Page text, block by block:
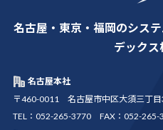
名古屋・東京・福岡のシス
デックス
名古屋本社
〒460-0011 名古屋市中区大須三丁
TEL：052-265-3770 FAX：052-265-